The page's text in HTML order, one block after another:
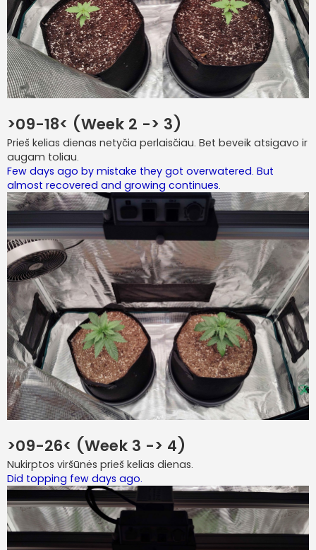
>09-18< (Week 2 -> 3)
Prieš kelias dienas netyčia perlaisčiau. Bet beveik atsigavo ir
augam toliau.
Few days ago by mistake they got overwatered. But
almost recovered and growing continues.
>09-26< (Week 3 -> 4)
Nukirptos viršūnės prieš kelias dienas.
Did topping few days ago.